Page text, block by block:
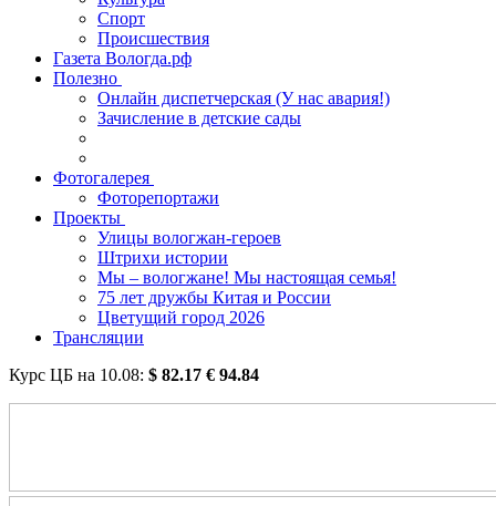
Спорт
Происшествия
Газета Вологда.рф
Полезно
Онлайн диспетчерская (У нас авария!)
Зачисление в детские сады
Фотогалерея
Фоторепортажи
Проекты
Улицы вологжан-героев
Штрихи истории
Мы – вологжане! Мы настоящая семья!
75 лет дружбы Китая и России
Цветущий город 2026
Трансляции
Курс ЦБ на 10.08: $ 82.17 € 94.84